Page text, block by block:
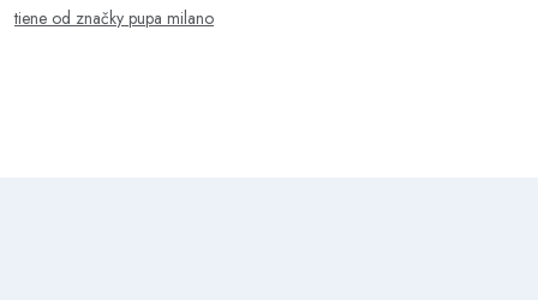
tiene od značky pupa milano